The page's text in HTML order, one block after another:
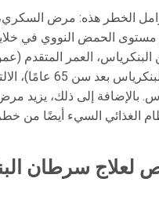
الخطر هذه: مرض السكري،
الحمض النووي في خلايا
البنكرياس، العمر المتقدم
البنكرياس بعد
بالإضافة إلى ذلك، يزيد
الغذائي السيء أيضًا من
لعلاج سرطان